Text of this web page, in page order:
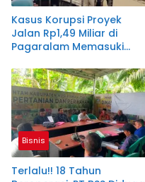
Kasus Korupsi Proyek
Jalan Rp1,49 Miliar di
Pagaralam Memasuki
Terdakwa Dituntut 2,5
Tahun Penjara
Bisnis
Terlalu!! 18 Tahun